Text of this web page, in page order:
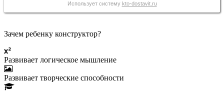
Использует систему kto-dostavit.ru
Зачем ребенку конструктор?
Развивает логическое мышление
Развивает творческие способности